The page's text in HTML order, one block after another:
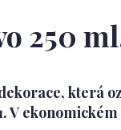
250
která
V